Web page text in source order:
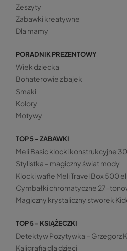
Zeszyty
Zabawki kreatywne
Dla mamy
PORADNIK PREZENTOWY
Wiek dziecka
Bohaterowie z bajek
Smaki
Kolory
Motywy
TOP 5 - ZABAWKI
Meli Basic klocki konstrukcyjne
Stylistka – magiczny świat mody
Klocki wafle Meli Travel Box 500
Cymbałki chromatyczne 27-
Magiczny krystaliczny stworek
TOP 5 - KSIĄŻECZKI
Detektyw Pozytywka – Grzegorz
Kaligrafia dla dzieci